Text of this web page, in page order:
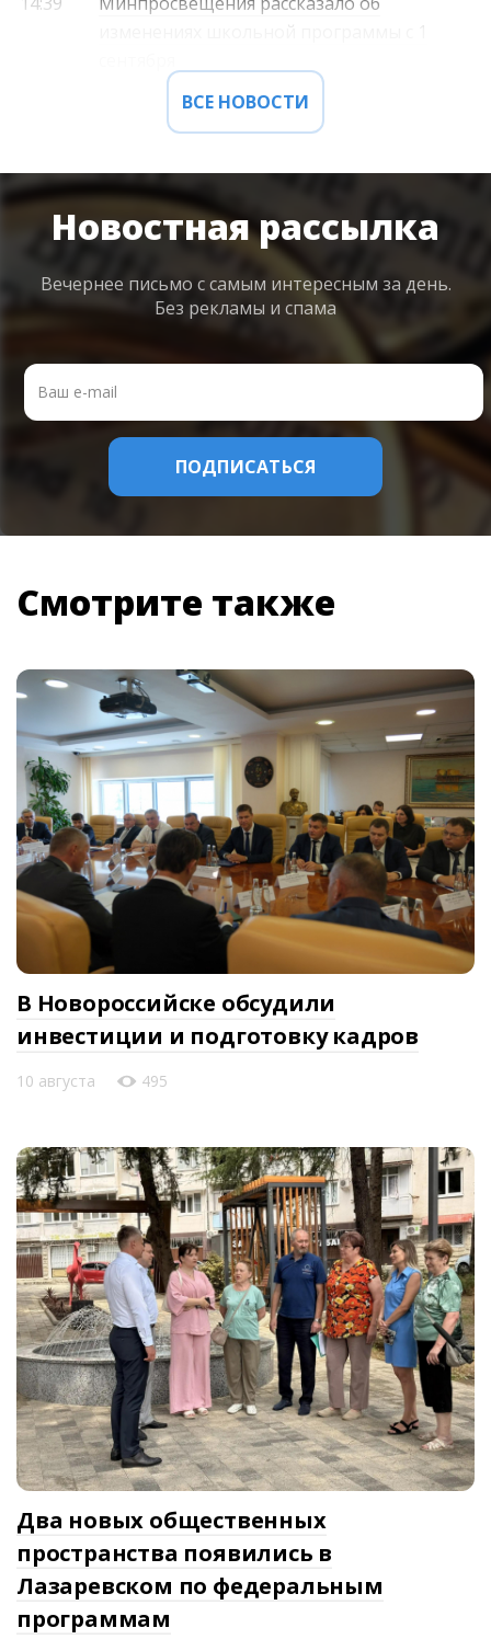
ВСЕ НОВОСТИ
Новостная рассылка
Вечернее письмо с самым интересным за день.
Без рекламы и спама
Смотрите также
В Новороссийске обсудили
инвестиции и подготовку кадров
10 августа 495
Два новых общественных
пространства появились в
Лазаревском по федеральным
программам